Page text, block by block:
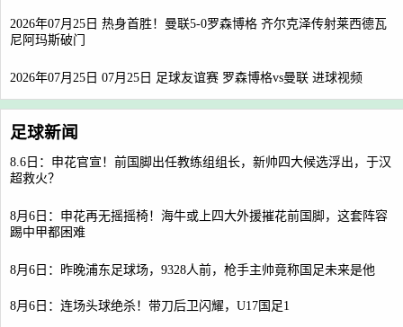
2026年07月25日 热身首胜！曼联5-0罗森博格 齐尔克泽传射莱西德瓦
尼阿玛斯破门
2026年07月25日 07月25日 足球友谊赛 罗森博格vs曼联 进球视频
足球新闻
8.6日：申花官宣！前国脚出任教练组组长，新帅四大候选浮出，于汉
超救火？
8月6日：申花再无摇摇椅！海牛或上四大外援摧花前国脚，这套阵容
踢中甲都困难
8月6日：昨晚浦东足球场，9328人前，枪手主帅竟称国足未来是他
8月6日：连场头球绝杀！带刀后卫闪耀，U17国足1